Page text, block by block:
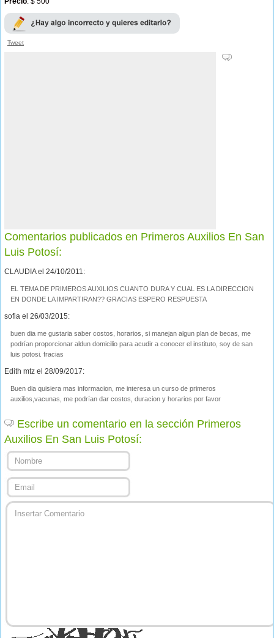
Tweet
Comentarios publicados en Primeros Auxilios En San
Luis Potosí:
CLAUDIA el 24/10/2011:
EL TEMA DE PRIMEROS AUXILIOS CUANTO DURA Y CUAL ES LA DIRECCION
EN DONDE LA IMPARTIRAN?? GRACIAS ESPERO RESPUESTA
sofia el 26/03/2015:
buen dia me gustaria saber costos, horarios, si manejan algun plan de becas, me
podrían proporcionar aldun domicilio para acudir a conocer el instituto, soy de san
luis potosi. fracias
Edith mtz el 28/09/2017:
Buen dia quisiera mas informacion, me interesa un curso de primeros
auxilios,vacunas, me podrían dar costos, duracion y horarios por favor
Escribe un comentario en la sección Primeros
Auxilios En San Luis Potosí: